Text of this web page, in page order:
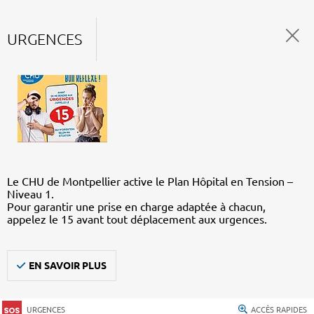
URGENCES
Le CHU de Montpellier active le Plan Hôpital en Tension –
Niveau 1.
Pour garantir une prise en charge adaptée à chacun,
appelez le 15 avant tout déplacement aux urgences.
EN SAVOIR PLUS
URGENCES ACCÈS RAPIDES